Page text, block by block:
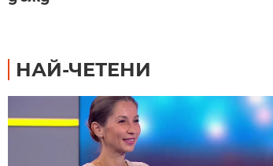
НАЙ-ЧЕТЕНИ